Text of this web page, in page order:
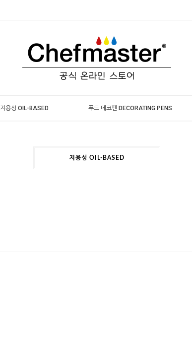
지용성 OIL-BASED 푸드 데코펜 DECORATING PENS
지용성 OIL-BASED